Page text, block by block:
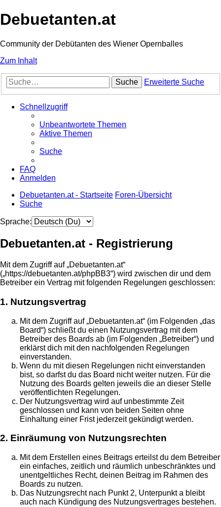
Debuetanten.at
Community der Debütanten des Wiener Opernballes
Zum Inhalt
Suche Erweiterte Suche
Schnellzugriff
Unbeantwortete Themen
Aktive Themen
Suche
FAQ
Anmelden
Debuetanten.at - Startseite Foren-Übersicht
Suche
Sprache:
Debuetanten.at - Registrierung
Mit dem Zugriff auf „Debuetanten.at“
(„https://debuetanten.at/phpBB3“) wird zwischen dir und dem
Betreiber ein Vertrag mit folgenden Regelungen geschlossen:
1. Nutzungsvertrag
Mit dem Zugriff auf „Debuetanten.at“ (im Folgenden „das
Board“) schließt du einen Nutzungsvertrag mit dem
Betreiber des Boards ab (im Folgenden „Betreiber“) und
erklärst dich mit den nachfolgenden Regelungen
einverstanden.
Wenn du mit diesen Regelungen nicht einverstanden
bist, so darfst du das Board nicht weiter nutzen. Für die
Nutzung des Boards gelten jeweils die an dieser Stelle
veröffentlichten Regelungen.
Der Nutzungsvertrag wird auf unbestimmte Zeit
geschlossen und kann von beiden Seiten ohne
Einhaltung einer Frist jederzeit gekündigt werden.
2. Einräumung von Nutzungsrechten
Mit dem Erstellen eines Beitrags erteilst du dem Betreiber
ein einfaches, zeitlich und räumlich unbeschränktes und
unentgeltliches Recht, deinen Beitrag im Rahmen des
Boards zu nutzen.
Das Nutzungsrecht nach Punkt 2, Unterpunkt a bleibt
auch nach Kündigung des Nutzungsvertrages bestehen.